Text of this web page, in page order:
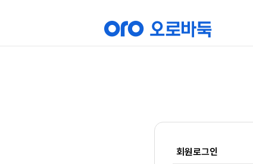
회원로그인